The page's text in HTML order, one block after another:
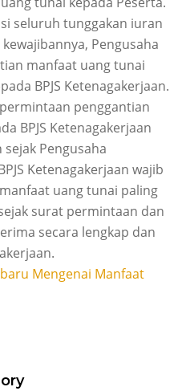
seluruh tunggakan iuran
Pengusaha
manfaat uang tunai
BPJS Ketenagakerjaan.
penggantian
BPJS Ketenagakerjaan
Pengusaha
Ketenagakerjaan wajib
uang tunai paling
surat permintaan dan
secara lengkap dan
Mengenai Manfaat